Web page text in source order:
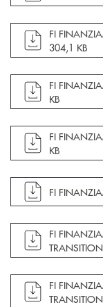
apre
FI
304,1 KB
apre
FI
KB
apre
FI
KB
apre
FI
apre
FI
apre
FI